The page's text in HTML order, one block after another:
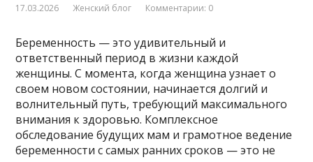
17.03.2026 Женский блог Комментарии: 0
Беременность — это удивительный и
ответственный период в жизни каждой
женщины. С момента, когда женщина узнает о
своем новом состоянии, начинается долгий и
волнительный путь, требующий максимального
внимания к здоровью. Комплексное
обследование будущих мам и грамотное ведение
беременности с самых ранних сроков — это не